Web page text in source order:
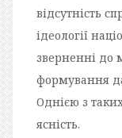
відсутність
ідеології
зверненні до
формування
Однією з
ясність.